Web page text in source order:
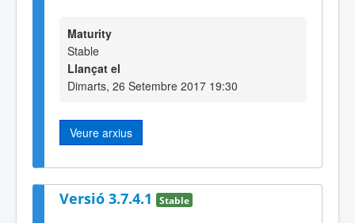
Maturity
Stable
Llançat el
Dimarts, 26 Setembre 2017 19:30
Veure arxius
Versió 3.7.4.1 Stable